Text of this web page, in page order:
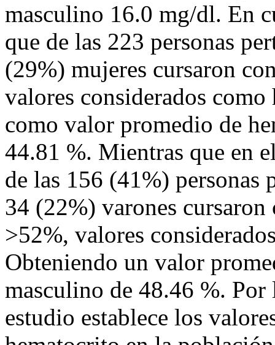
masculino 16.0 mg/dl. En
que de las 223 personas
(29%) mujeres cursaron
valores considerados
como valor promedio de
44.81 %. Mientras que en
de las 156 (41%) personas
34 (22%) varones
>52%, valores
Obteniendo un valor
masculino de 48.46 %. Por
estudio establece los